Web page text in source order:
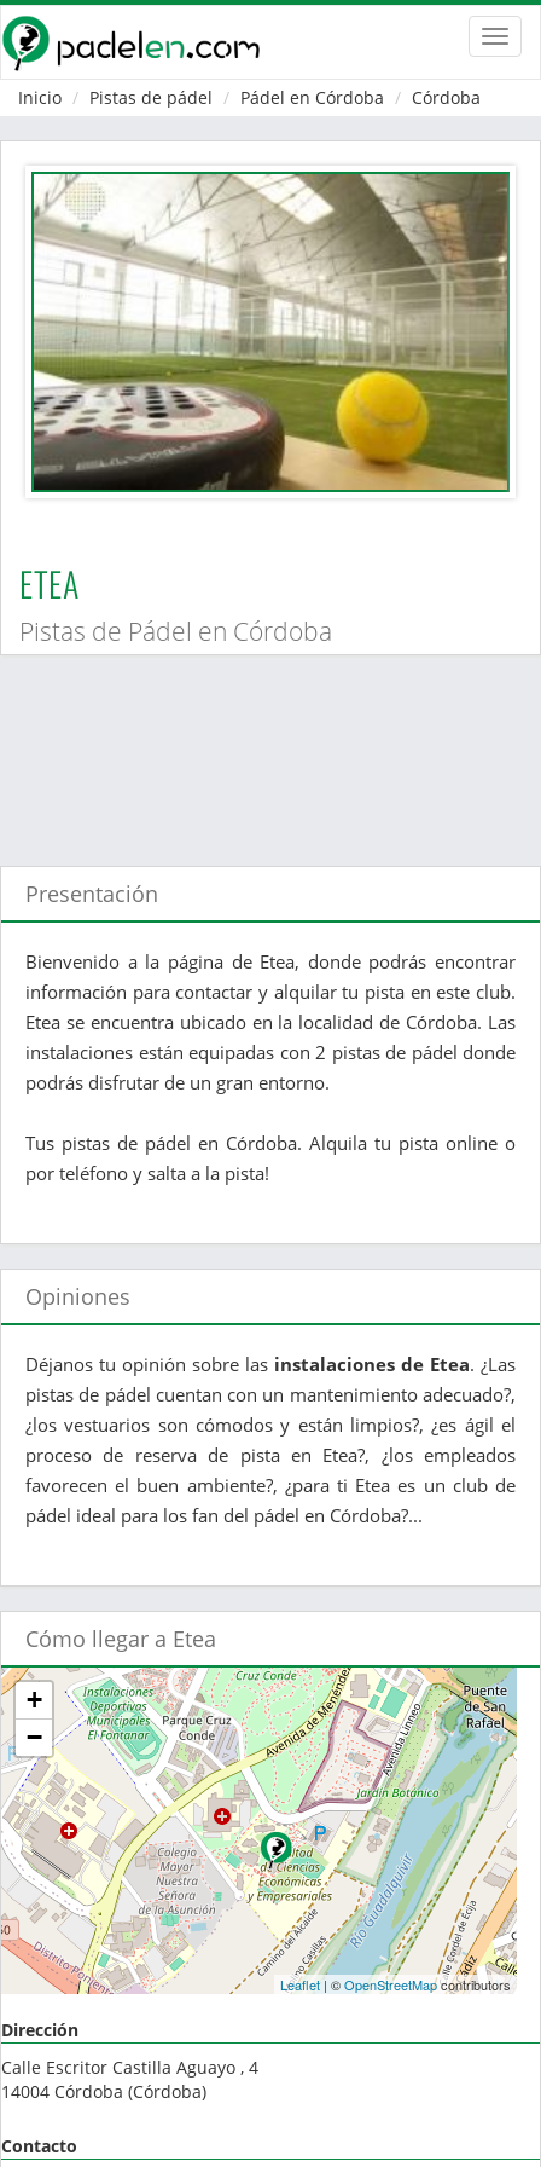
Inicio
Pistas de pádel Pádel en Córdoba Córdoba
ETEA
Pistas de Pádel en Córdoba
Presentación
Bienvenido a la página de Etea, donde podrás encontrar
información para contactar y alquilar tu pista en este club.
Etea se encuentra ubicado en la localidad de Córdoba. Las
instalaciones están equipadas con 2 pistas de pádel donde
podrás disfrutar de un gran entorno.
Tus pistas de pádel en Córdoba. Alquila tu pista online o
por teléfono y salta a la pista!
Opiniones
Déjanos tu opinión sobre las instalaciones de Etea. ¿Las
pistas de pádel cuentan con un mantenimiento adecuado?,
¿los vestuarios son cómodos y están limpios?, ¿es ágil el
proceso de reserva de pista en Etea?, ¿los empleados
favorecen el buen ambiente?, ¿para ti Etea es un club de
pádel ideal para los fan del pádel en Córdoba?...
Cómo llegar a Etea
+
−
Leaflet| ©OpenStreetMapcontributors
Dirección
Calle Escritor Castilla Aguayo , 4
14004 Córdoba (Córdoba)
Contacto